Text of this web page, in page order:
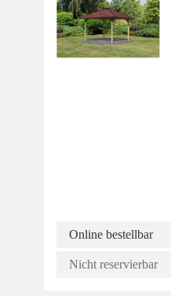
Online bestellbar
Nicht reservierbar